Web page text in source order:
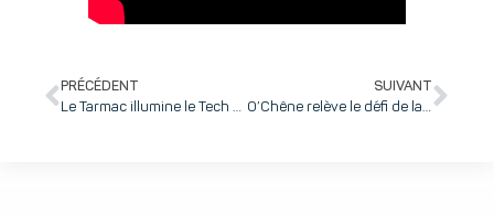
PRÉCÉDENT
Le Tarmac illumine le Tech & Fest : startups primées, partenariats internationaux et rencontres clés
SUIVANT
O’Chêne relève le défi de la livraison des déjeuners à vélo cargo